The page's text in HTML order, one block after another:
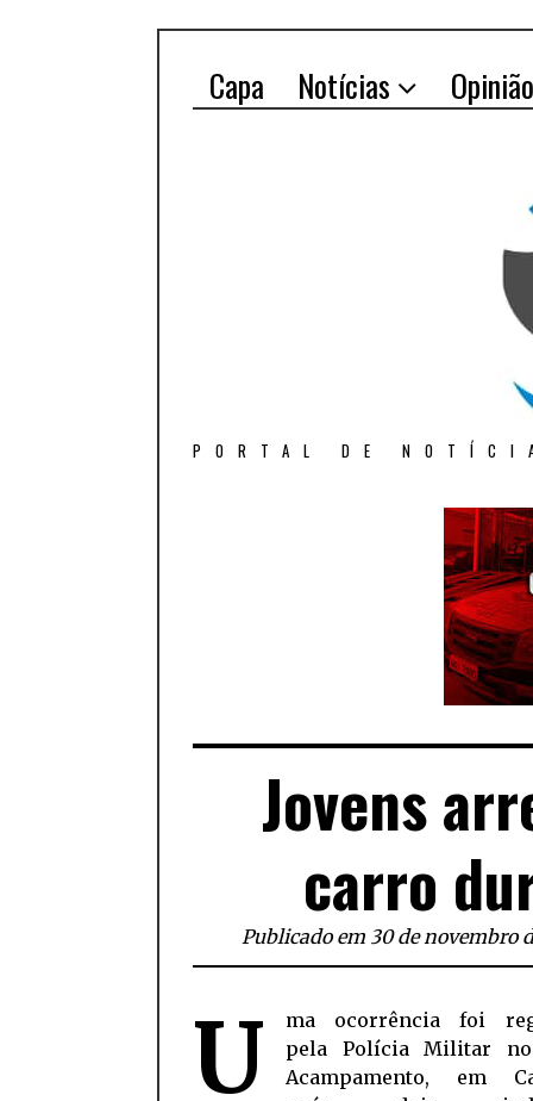
Capa Notícias Opinião
PORTAL DE
Jovens
carro
Publicado em 30 de novembro
U
ma ocorrência foi registrada
pela Polícia Militar
Acampamento, em